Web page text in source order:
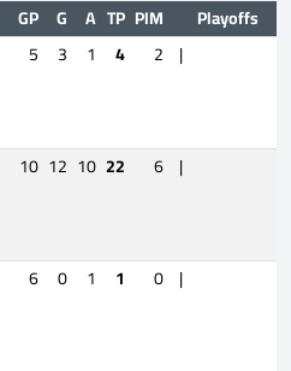
GP G A TP PIM
Playoffs
5 3 1 4 2 |
10 12 10 22 6 |
6 0 1 1 0 |